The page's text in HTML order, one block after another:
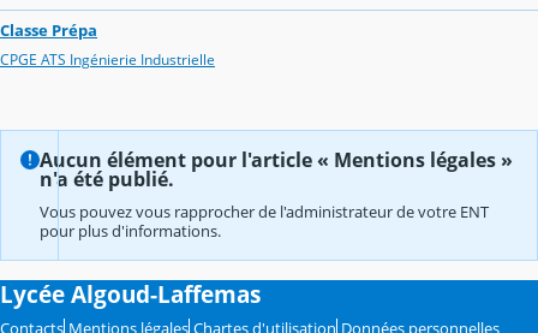
Classe Prépa
CPGE ATS Ingénierie Industrielle
Aucun élément pour l'article « Mentions légales »
n'a été publié.
Vous pouvez vous rapprocher de l'administrateur de votre ENT
pour plus d'informations.
Lycée Algoud-Laffemas
Contacts Mentions légales Chartes d'utilisation Données personnelles